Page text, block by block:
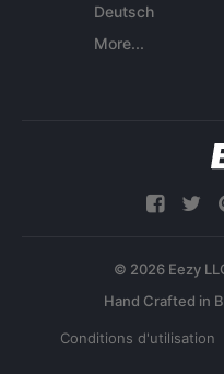
Deutsch
More...
© 2026 Eezy
Conditions d'utilisation